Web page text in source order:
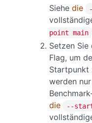
Siehe die
point main
Setzen Sie
Flag, um
Startpunkt
werden
die
--